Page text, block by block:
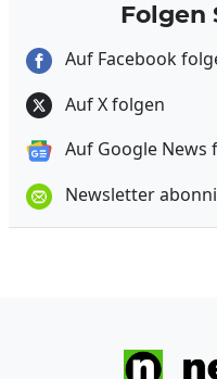
Folgen
Auf Facebook
Auf X folgen
Auf Google News
Newsletter